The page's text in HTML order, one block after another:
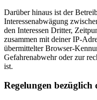
Darüber hinaus ist der
Interessenabwägung
den Interessen Dritter,
zusammen mit deiner IP-
übermittelter Browser-
Gefahrenabwehr oder zur
ist.
Regelungen bezüglich